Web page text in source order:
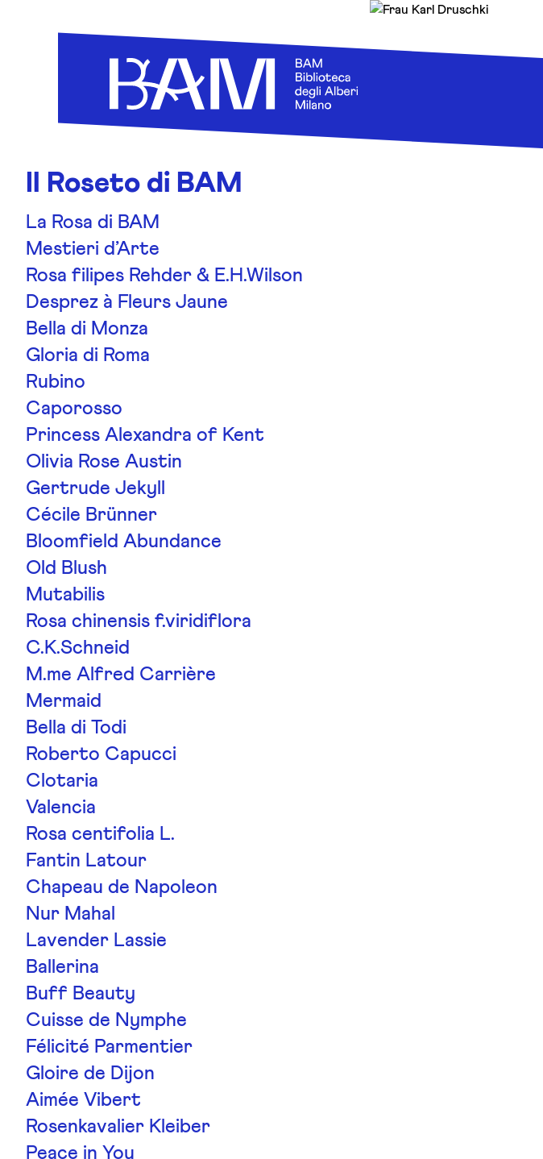
Il Roseto di BAM
La Rosa di BAM
Mestieri d’Arte
Rosa filipes Rehder & E.H.Wilson
Desprez à Fleurs Jaune
Bella di Monza
Gloria di Roma
Rubino
Caporosso
Princess Alexandra of Kent
Olivia Rose Austin
Gertrude Jekyll
Cécile Brünner
Bloomfield Abundance
Old Blush
Mutabilis
Rosa chinensis f.viridiflora
C.K.Schneid
M.me Alfred Carrière
Mermaid
Bella di Todi
Roberto Capucci
Clotaria
Valencia
Rosa centifolia L.
Fantin Latour
Chapeau de Napoleon
Nur Mahal
Lavender Lassie
Ballerina
Buff Beauty
Cuisse de Nymphe
Félicité Parmentier
Gloire de Dijon
Aimée Vibert
Rosenkavalier Kleiber
Peace in You